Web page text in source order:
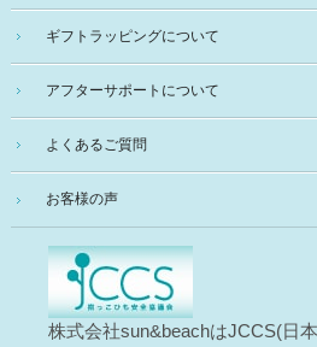
ギフトラッピングについて
アフターサポートについて
よくあるご質問
お客様の声
株式会社sun&beachはJCCS(日